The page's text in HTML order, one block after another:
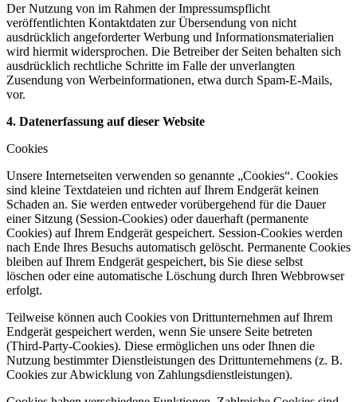
Der Nutzung von im Rahmen der Impressumspflicht
veröffentlichten Kontaktdaten zur Übersendung von nicht
ausdrücklich angeforderter Werbung und Informationsmaterialien
wird hiermit widersprochen. Die Betreiber der Seiten behalten sich
ausdrücklich rechtliche Schritte im Falle der unverlangten
Zusendung von Werbeinformationen, etwa durch Spam-E-Mails,
vor.
4. Datenerfassung auf dieser Website
Cookies
Unsere Internetseiten verwenden so genannte „Cookies“. Cookies
sind kleine Textdateien und richten auf Ihrem Endgerät keinen
Schaden an. Sie werden entweder vorübergehend für die Dauer
einer Sitzung (Session-Cookies) oder dauerhaft (permanente
Cookies) auf Ihrem Endgerät gespeichert. Session-Cookies werden
nach Ende Ihres Besuchs automatisch gelöscht. Permanente Cookies
bleiben auf Ihrem Endgerät gespeichert, bis Sie diese selbst
löschen oder eine automatische Löschung durch Ihren Webbrowser
erfolgt.
Teilweise können auch Cookies von Drittunternehmen auf Ihrem
Endgerät gespeichert werden, wenn Sie unsere Seite betreten
(Third-Party-Cookies). Diese ermöglichen uns oder Ihnen die
Nutzung bestimmter Dienstleistungen des Drittunternehmens (z. B.
Cookies zur Abwicklung von Zahlungsdienstleistungen).